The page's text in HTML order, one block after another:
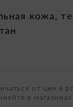
кожа,
от цен в
в